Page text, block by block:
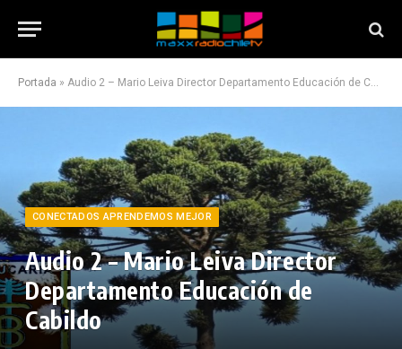
Portada » Audio 2 – Mario Leiva Director Departamento Educación de Cabildo
CONECTADOS APRENDEMOS MEJOR
Audio 2 – Mario Leiva Director
Departamento Educación de
Cabildo